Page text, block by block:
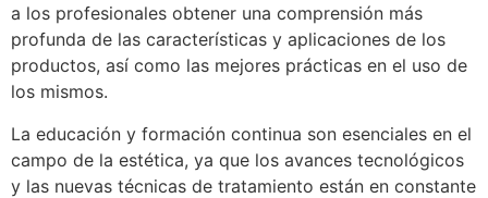
a los profesionales obtener una comprensión más
profunda de las características y aplicaciones de los
productos, así como las mejores prácticas en el uso de
los mismos.
La educación y formación continua son esenciales en el
campo de la estética, ya que los avances tecnológicos
y las nuevas técnicas de tratamiento están en constante